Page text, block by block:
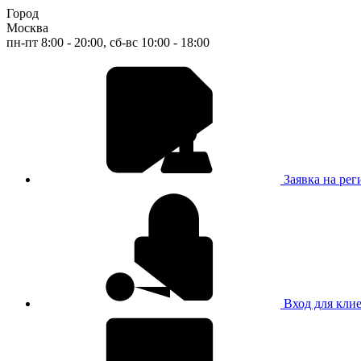
Город
Москва
пн-пт 8:00 - 20:00, сб-вс 10:00 - 18:00
Заявка на
Вход для